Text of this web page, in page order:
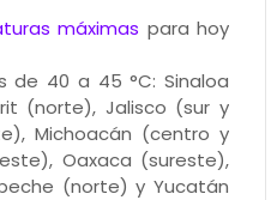
máximas para hoy
de 40 a 45 °C: Sinaloa
(norte), Jalisco (sur y
Michoacán (centro y
Oaxaca (sureste),
(norte) y Yucatán